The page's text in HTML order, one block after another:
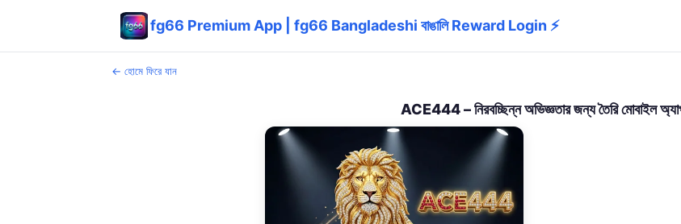
fg66 Premium App | fg66 Bangladeshi বাঙালি Reward Login ⚡
← হোমে ফিরে যান
ACE444 – নিরবচ্ছিন্ন অভিজ্ঞতার জন্য তৈরি মোবাইল